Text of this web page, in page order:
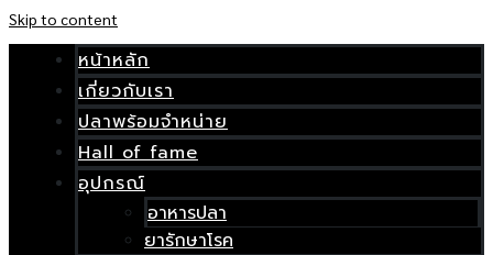
Skip to content
หน้าหลัก
เกี่ยวกับเรา
ปลาพร้อมจำหน่าย
Hall of fame
อุปกรณ์
อาหารปลา
ยารักษาโรค